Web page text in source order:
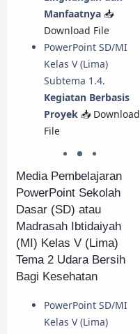
Manfaatnya 📥
Download File
PowerPoint SD/MI
Kelas V (Lima)
Subtema 1.4.
Kegiatan Berbasis
Proyek 📥 Download
File
Media Pembelajaran
PowerPoint Sekolah
Dasar (SD) atau
Madrasah Ibtidaiyah
(MI) Kelas V (Lima)
Tema 2 Udara Bersih
Bagi Kesehatan
PowerPoint SD/MI
Kelas V (Lima)